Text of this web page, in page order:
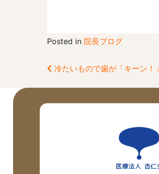
Posted in 院長ブログ
前
後
冷たいもので歯が「キーン！」